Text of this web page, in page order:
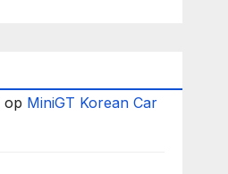
op MiniGT Korean Car